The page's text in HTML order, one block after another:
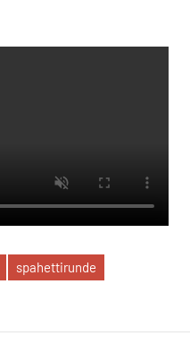
spahettirunde